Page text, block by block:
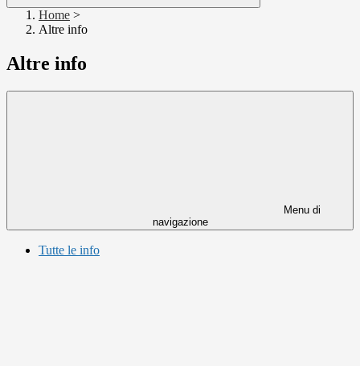
Home >
Altre info
Altre info
Menu di
navigazione
Tutte le info